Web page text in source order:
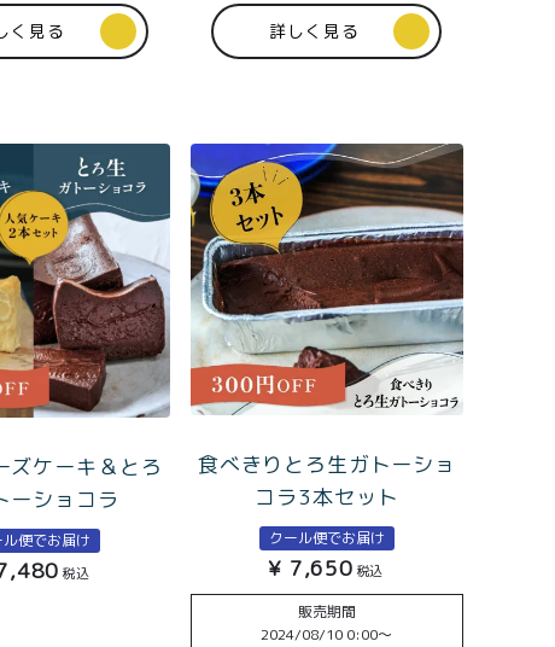
ログイン
0
カート
株式会社フードクリエイティブファクトリー
〒599-8237
堺市中区深井水池町3210-1
く見る 詳しく見る
ズケーキ＆とろ
ーショコラ
ル便でお届け
税込
食べきりとろ生ガトーショ
コラ3本セット
クール便でお届け
¥ 7,650 税込
販売期間
2024/08/10 0:00〜